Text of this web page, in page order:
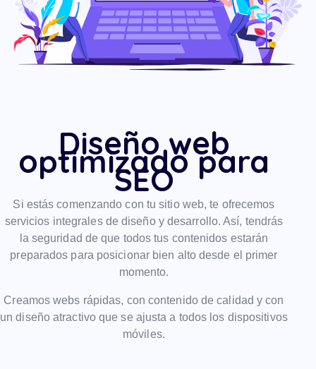
Diseño web
optimizado para
SEO
Si estás comenzando con tu sitio web, te ofrecemos
servicios integrales de diseño y desarrollo. Así, tendrás
la seguridad de que todos tus contenidos estarán
preparados para posicionar bien alto desde el primer
momento.
Creamos webs rápidas, con contenido de calidad y con
un diseño atractivo que se ajusta a todos los dispositivos
móviles.